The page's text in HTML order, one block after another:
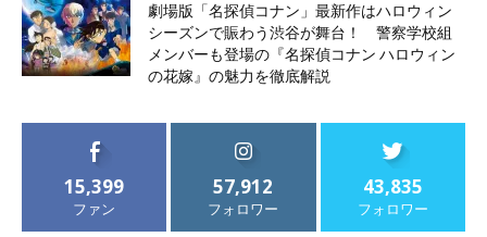
劇場版「名探偵コナン」最新作はハロウィン
シーズンで賑わう渋谷が舞台！ 警察学校組
メンバーも登場の『名探偵コナン ハロウィン
の花嫁』の魅力を徹底解説
15,399
ファン
57,912
フォロワー
43,835
フォロワー